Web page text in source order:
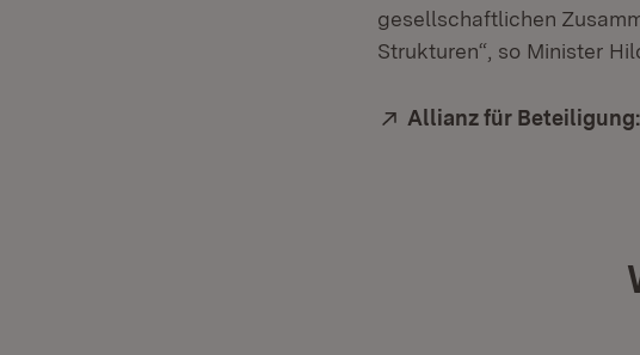
gesellschaftlichen
Strukturen“, so Minister
Extern:
Allianz für